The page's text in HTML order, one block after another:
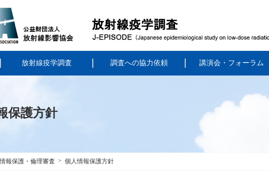
放射線疫学調査 調査への協力依頼 講演会・フォーラム
報保護・倫理審査 > 個人情報保護方針
保護方針